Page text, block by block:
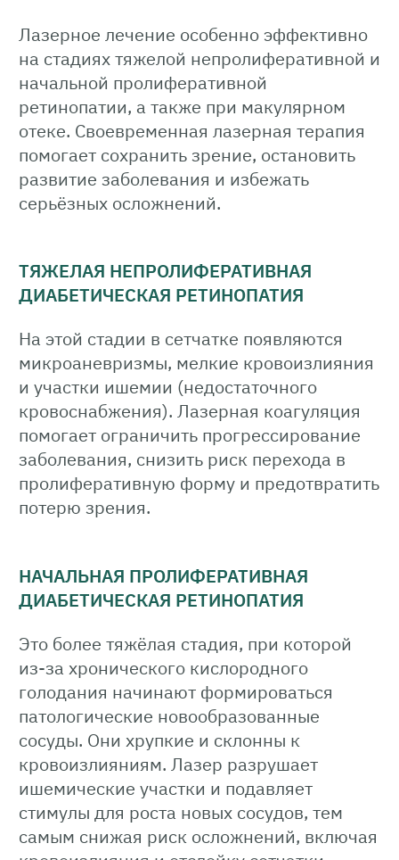
Лазерное лечение особенно эффективно
на стадиях тяжелой непролиферативной и
начальной пролиферативной
ретинопатии, а также при макулярном
отеке. Своевременная лазерная терапия
помогает сохранить зрение, остановить
развитие заболевания и избежать
серьёзных осложнений.
ТЯЖЕЛАЯ НЕПРОЛИФЕРАТИВНАЯ
ДИАБЕТИЧЕСКАЯ РЕТИНОПАТИЯ
На этой стадии в сетчатке появляются
микроаневризмы, мелкие кровоизлияния
и участки ишемии (недостаточного
кровоснабжения). Лазерная коагуляция
помогает ограничить прогрессирование
заболевания, снизить риск перехода в
пролиферативную форму и предотвратить
потерю зрения.
НАЧАЛЬНАЯ ПРОЛИФЕРАТИВНАЯ
ДИАБЕТИЧЕСКАЯ РЕТИНОПАТИЯ
Это более тяжёлая стадия, при которой
из-за хронического кислородного
голодания начинают формироваться
патологические новообразованные
сосуды. Они хрупкие и склонны к
кровоизлияниям. Лазер разрушает
ишемические участки и подавляет
стимулы для роста новых сосудов, тем
самым снижая риск осложнений, включая